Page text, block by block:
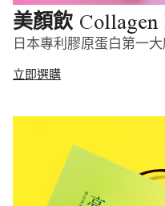
美顏飲 Collagen
日本專利膠原蛋白第一
立即選購